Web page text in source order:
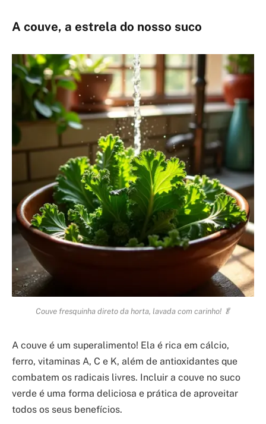
A couve, a estrela do nosso suco
Couve fresquinha direto da horta, lavada com carinho! 🥬
A couve é um superalimento! Ela é rica em cálcio,
ferro, vitaminas A, C e K, além de antioxidantes que
combatem os radicais livres. Incluir a couve no suco
verde é uma forma deliciosa e prática de aproveitar
todos os seus benefícios.